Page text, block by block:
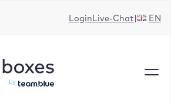
LoginLive-Chat EN